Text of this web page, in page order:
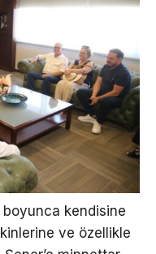
kendisine
ve özellikle